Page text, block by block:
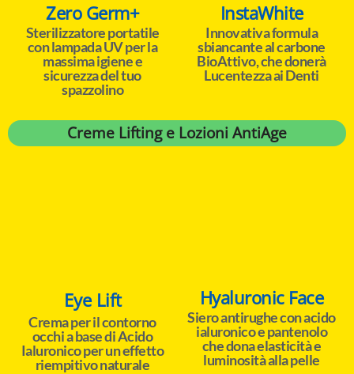
Zero Germ+
Sterilizzatore portatile
con lampada UV per la
massima igiene e
sicurezza del tuo
spazzolino
InstaWhite
Innovativa formula
sbiancante al carbone
BioAttivo, che donerà
Lucentezza ai Denti
Creme Lifting e Lozioni AntiAge
Eye Lift
Crema per il contorno
occhi a base di Acido
Ialuronico per un effetto
riempitivo naturale
Hyaluronic Face
Siero antirughe con acido
ialuronico e pantenolo
che dona elasticità e
luminosità alla pelle